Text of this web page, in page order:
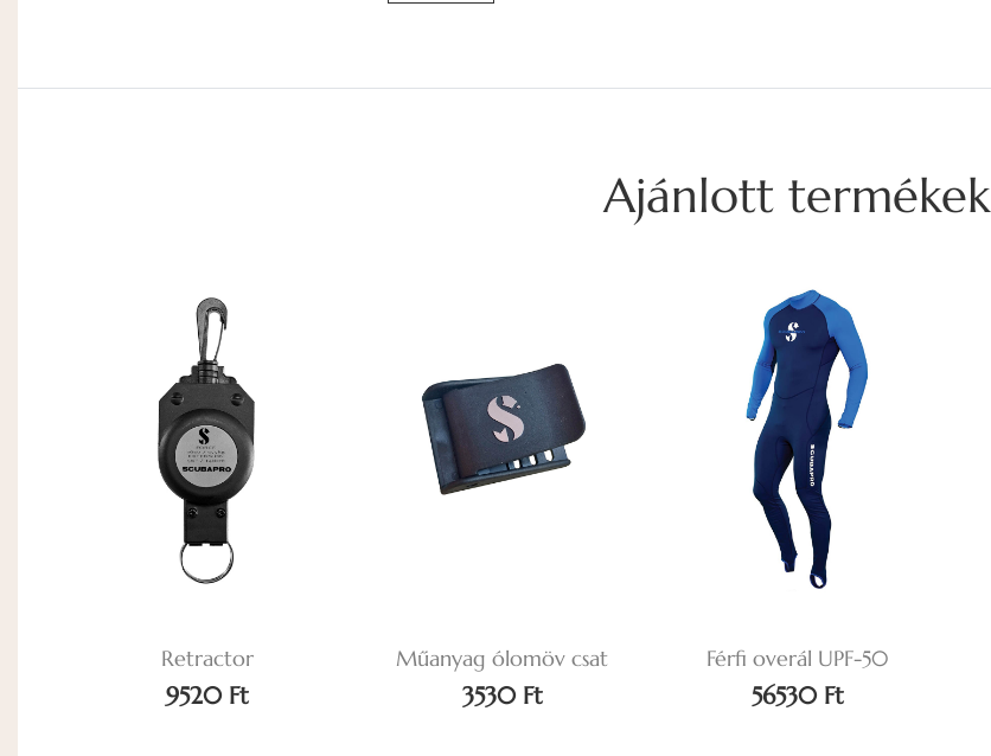
Ajánlott termékek
Retractor
9520 Ft
Műanyag ólomöv csat
3530 Ft
Férfi overál UPF-50
56530 Ft